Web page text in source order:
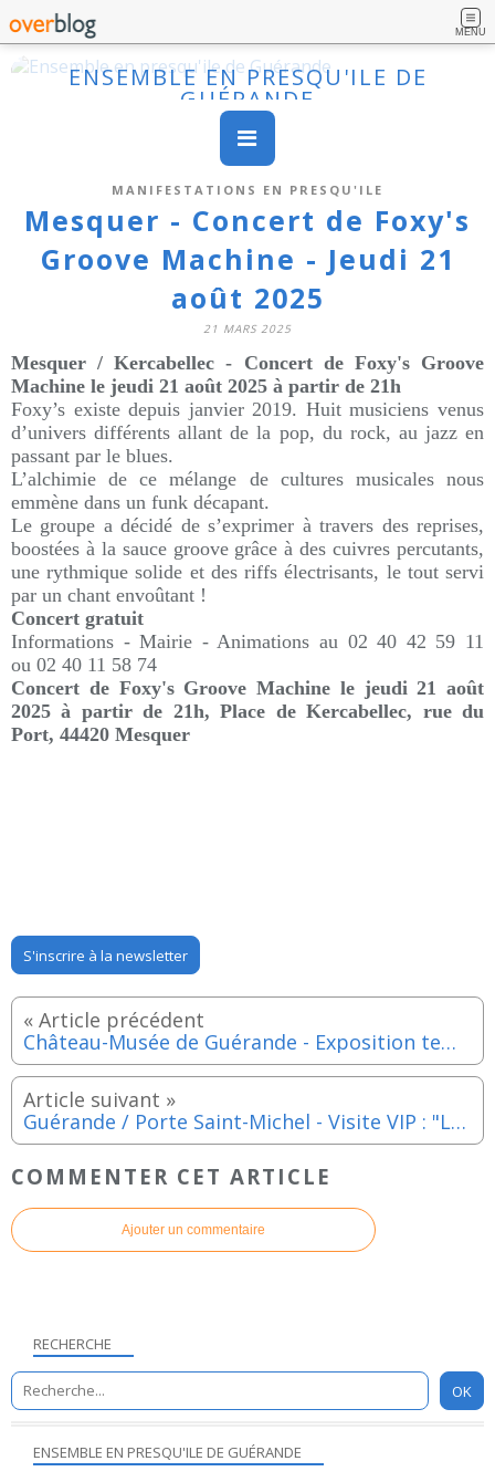
MENU
ENSEMBLE EN PRESQU'ILE DE
GUÉRANDE
MANIFESTATIONS EN PRESQU'ILE
Mesquer - Concert de Foxy's
Groove Machine - Jeudi 21
août 2025
21 MARS 2025
Mesquer / Kercabellec - Concert de Foxy's Groove
Machine le jeudi 21 août 2025 à partir de 21h
Foxy’s existe depuis janvier 2019. Huit musiciens venus
d’univers différents allant de la pop, du rock, au jazz en
passant par le blues.
L’alchimie de ce mélange de cultures musicales nous
emmène dans un funk décapant.
Le groupe a décidé de s’exprimer à travers des reprises,
boostées à la sauce groove grâce à des cuivres percutants,
une rythmique solide et des riffs électrisants, le tout servi
par un chant envoûtant !
Concert gratuit
Informations -Mairie - Animations au 02 40 42 59 11
ou 02 40 11 58 74
Concert de Foxy's Groove Machine le jeudi 21 août
2025 à partir de 21h,Place de Kercabellec, rue du
Port, 44420 Mesquer
S'inscrire à la newsletter
Château-Musée de Guérande - Exposition temporaire : les peintures de Gustave Tiffoche - Samedi 20 et dimanche 21 septembre 2025
Guérande / Porte Saint-Michel - Visite VIP : "Les saveurs médiévales" - Jeudi 21 aout 2025
COMMENTER CET ARTICLE
Ajouter un commentaire
RECHERCHE
ENSEMBLE EN PRESQU'ILE DE GUÉRANDE